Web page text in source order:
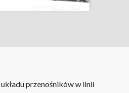
przenośników w linii